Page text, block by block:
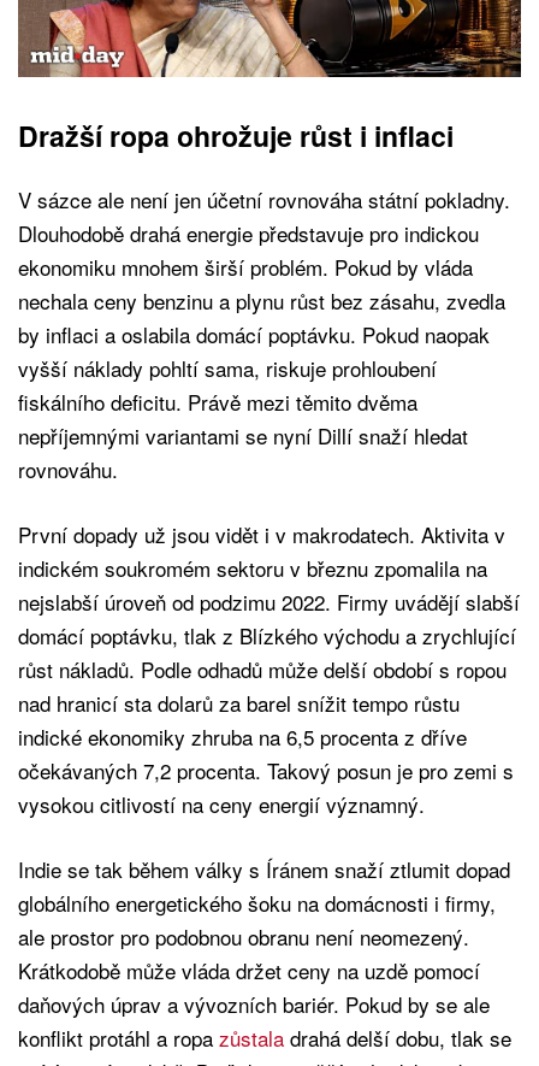
Dražší ropa ohrožuje růst i inflaci
V sázce ale není jen účetní rovnováha státní pokladny.
Dlouhodobě drahá energie představuje pro indickou
ekonomiku mnohem širší problém. Pokud by vláda
nechala ceny benzinu a plynu růst bez zásahu, zvedla
by inflaci a oslabila domácí poptávku. Pokud naopak
vyšší náklady pohltí sama, riskuje prohloubení
fiskálního deficitu. Právě mezi těmito dvěma
nepříjemnými variantami se nyní Dillí snaží hledat
rovnováhu.
První dopady už jsou vidět i v makrodatech. Aktivita v
indickém soukromém sektoru v březnu zpomalila na
nejslabší úroveň od podzimu 2022. Firmy uvádějí slabší
domácí poptávku, tlak z Blízkého východu a zrychlující
růst nákladů. Podle odhadů může delší období s ropou
nad hranicí sta dolarů za barel snížit tempo růstu
indické ekonomiky zhruba na 6,5 procenta z dříve
očekávaných 7,2 procenta. Takový posun je pro zemi s
vysokou citlivostí na ceny energií významný.
Indie se tak během války s Íránem snaží ztlumit dopad
globálního energetického šoku na domácnosti i firmy,
ale prostor pro podobnou obranu není neomezený.
Krátkodobě může vláda držet ceny na uzdě pomocí
daňových úprav a vývozních bariér. Pokud by se ale
konflikt protáhl a ropa zůstala drahá delší dobu, tlak se